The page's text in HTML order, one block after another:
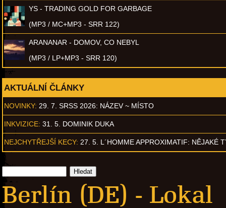
YS - TRADING GOLD FOR GARBAGE
(MP3 / MC+MP3 - SRR 122)
ARANANAR - DOMOV, CO NEBYL
(MP3 / LP+MP3 - SRR 120)
AKTUÁLNÍ ČLÁNKY
NOVINKY: 29. 7. SRSS 2026: NÁZEV ~ MÍSTO
INKVIZICE: 31. 5. DOMINIK DUKA
NEJCHYTŘEJŠÍ KECY: 27. 5. L´HOMME APPROXIMATIF: NĚJAKÉ
Berlín (DE) - Lokal